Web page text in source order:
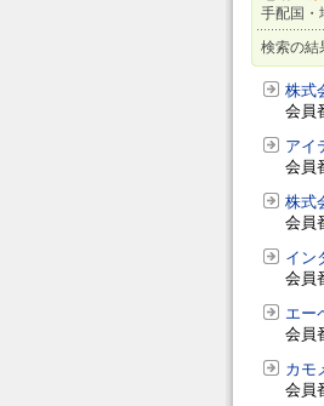
手配国・
検索の結
株式
会員
アイ
会員
株式
会員
イン
会員
エー
会員
カモ
会員